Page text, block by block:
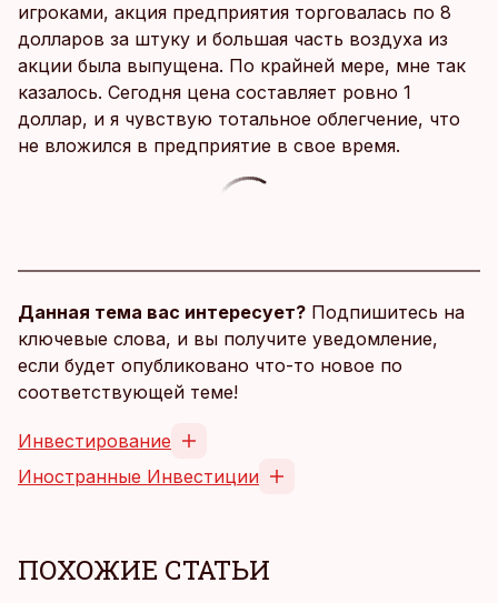
игроками, акция предприятия торговалась по 8
долларов за штуку и большая часть воздуха из
акции была выпущена. По крайней мере, мне так
казалось. Сегодня цена составляет ровно 1
доллар, и я чувствую тотальное облегчение, что
не вложился в предприятие в свое время.
Данная тема вас интересует? Подпишитесь на
ключевые слова, и вы получите уведомление,
если будет опубликовано что-то новое по
соответствующей теме!
Инвестирование
Иностранные Инвестиции
ПОХОЖИЕ СТАТЬИ